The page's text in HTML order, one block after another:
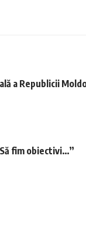
a Republicii
fim obiectivi…”